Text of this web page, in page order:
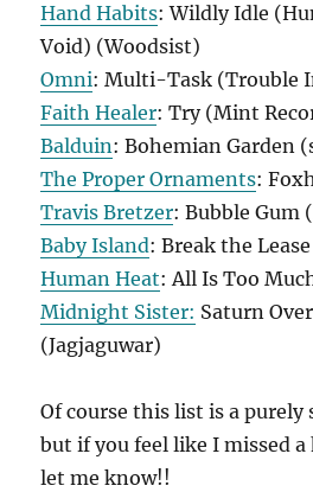
Hand Habits: Wildly Idle
Void) (Woodsist)
Omni: Multi-Task (Trouble
Faith Healer: Try (Mint
Balduin: Bohemian Garden
The Proper Ornaments:
Travis Bretzer: Bubble Gum
Baby Island: Break the
Human Heat: All Is Too
Midnight Sister: Saturn
(Jagjaguwar)
Of course this list is a purely
but if you feel like I missed
let me know!!